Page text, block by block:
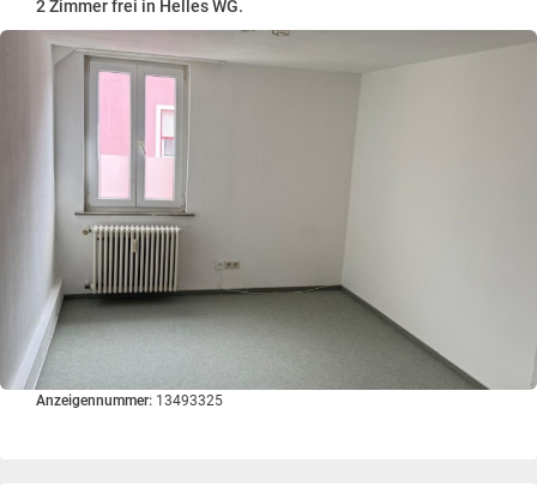
2 Zimmer frei in Helles WG.
Anzeigennummer: 13493325